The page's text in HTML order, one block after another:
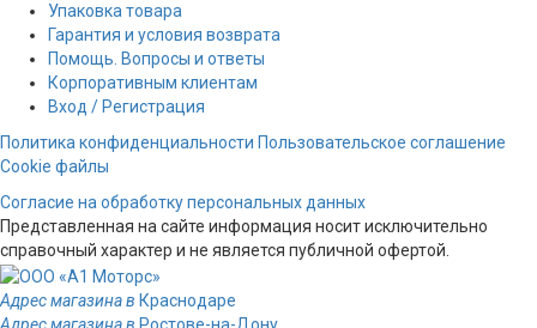
Упаковка товара
Гарантия и условия возврата
Помощь. Вопросы и ответы
Корпоративным клиентам
Вход / Регистрация
Политика конфиденциальности Пользовательское соглашение
Cookie файлы
Согласие на обработку персональных данных
Представленная на сайте информация носит исключительно
справочный характер и не является публичной офертой.
Адрес магазина в Краснодаре
Адрес магазина в Ростове-на-Дону